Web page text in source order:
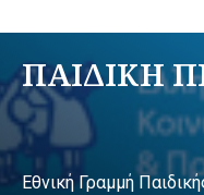
ΠΑΙΔΙΚΗ
Εθνική Γραμμή